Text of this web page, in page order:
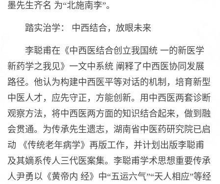
墨先生齐名 为“北施南李”。
踏实治学： 中西结合，放眼未来
李聪甫在《中西医结合创立我国统 一的新医学
新药学之我见》一文中系统 阐释了中西医协同发展
路径。他认为构建中西医平等对话的机制，培育新型
中医人才，应先守正，方能创新。用中西医两套诊断
观察方法，将中西医两方面的知识结合起来，做到融
会贯通。为传承先生遗志，湖南省中医药研究院已启
动 《传统老年病学》再版工作，并计划出版李聪甫
及其嫡系传人三代医案集。李聪甫学术思想重要传承
人尹勇以《黄帝内 经》中“五运六气”“天人相应”等经